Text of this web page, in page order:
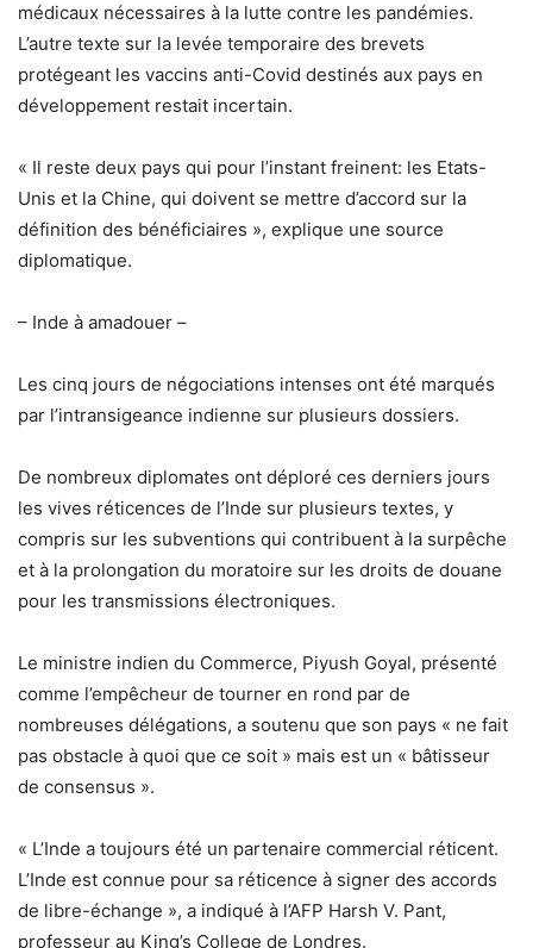
médicaux nécessaires à la lutte contre les pandémies.
L’autre texte sur la levée temporaire des brevets
protégeant les vaccins anti-Covid destinés aux pays en
développement restait incertain.
« Il reste deux pays qui pour l’instant freinent: les Etats-
Unis et la Chine, qui doivent se mettre d’accord sur la
définition des bénéficiaires », explique une source
diplomatique.
– Inde à amadouer –
Les cinq jours de négociations intenses ont été marqués
par l’intransigeance indienne sur plusieurs dossiers.
De nombreux diplomates ont déploré ces derniers jours
les vives réticences de l’Inde sur plusieurs textes, y
compris sur les subventions qui contribuent à la surpêche
et à la prolongation du moratoire sur les droits de douane
pour les transmissions électroniques.
Le ministre indien du Commerce, Piyush Goyal, présenté
comme l’empêcheur de tourner en rond par de
nombreuses délégations, a soutenu que son pays « ne fait
pas obstacle à quoi que ce soit » mais est un « bâtisseur
de consensus ».
« L’Inde a toujours été un partenaire commercial réticent.
L’Inde est connue pour sa réticence à signer des accords
de libre-échange », a indiqué à l’AFP Harsh V. Pant,
professeur au King’s College de Londres.